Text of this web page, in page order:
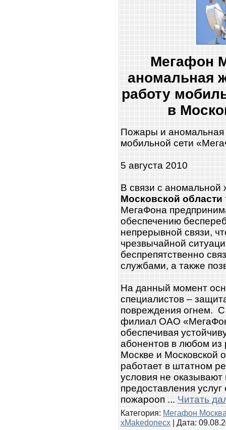
Мегафон
аномальная
работу
в
Пожары и аномальная
мобильной сети
5 августа 2010
В связи с
Московской области
МегаФона
обеспечению
непрерывной связи,
чрезвычайной
беспрепятственно
службами, а также
На данный момент
специалистов –
повреждения огнем.
филиал ОАО
обеспечивая
абонентов в любом из
Москве и Московской
работает в штатном
условия не оказывают
предоставления
пожарооп ... Читать
Категория: Мегафон
xMakedonecx | Дата: